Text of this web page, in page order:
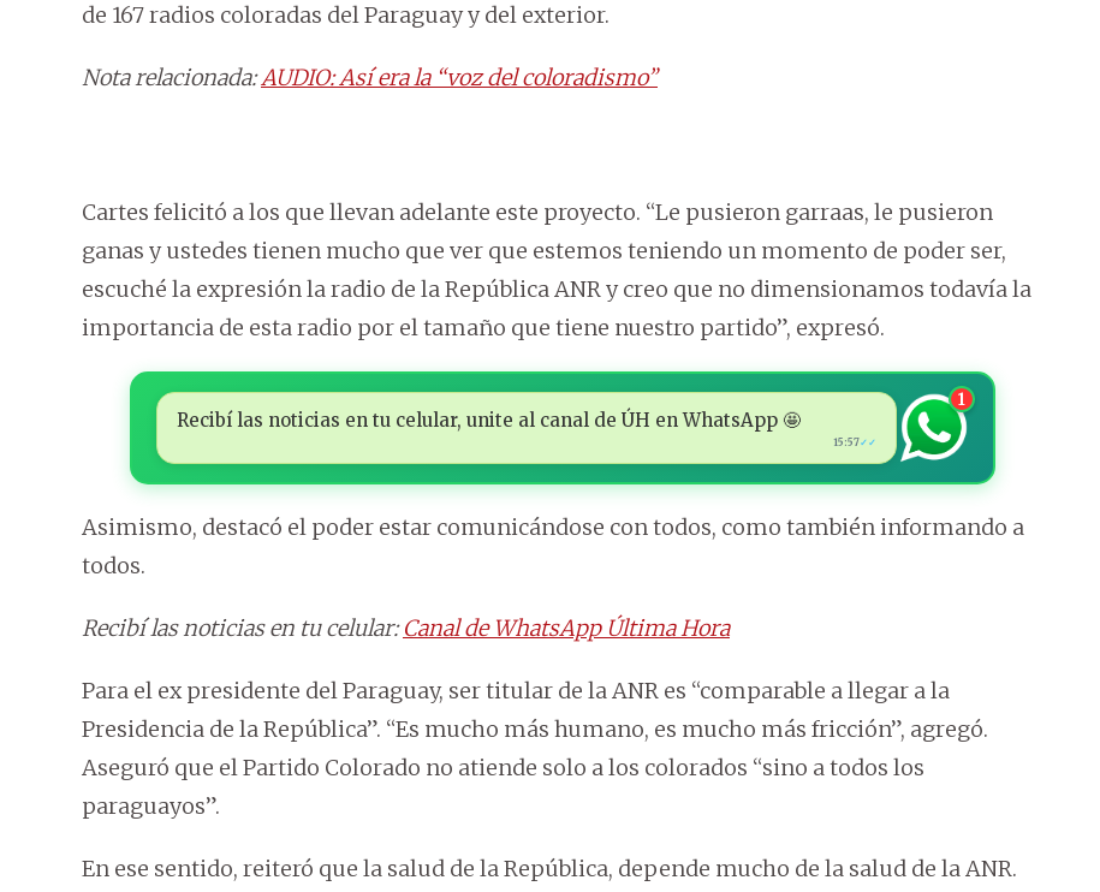
de 167 radios coloradas del Paraguay y del exterior.
Nota relacionada:AUDIO: Así era la “voz del coloradismo”
Cartes felicitó a los que llevan adelante este proyecto. “Le pusieron garraas, le pusieron
ganas y ustedes tienen mucho que ver que estemos teniendo un momento de poder ser,
escuché la expresión la radio de la República ANR y creo que no dimensionamos todavía la
importancia de esta radio por el tamaño que tiene nuestro partido”, expresó.
Recibí las noticias en tu celular, unite al canal de ÚH en WhatsApp 🤩
15:57✓✓
1
Asimismo, destacó el poder estar comunicándose con todos, como también informando a
todos.
Recibí las noticias en tu celular:Canal de WhatsApp Última Hora
Para el ex presidente del Paraguay, ser titular de la ANR es “comparable a llegar a la
Presidencia de la República”. “Es mucho más humano, es mucho más fricción”, agregó.
Aseguró que el Partido Colorado no atiende solo a los colorados “sino a todos los
paraguayos”.
En ese sentido, reiteró que la salud de la República, depende mucho de la salud de la ANR.